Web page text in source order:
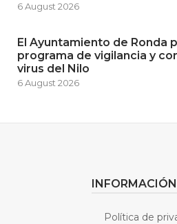
6 August 2026
El Ayuntamiento de Ronda
programa de vigilancia y
virus del Nilo
6 August 2026
Política de